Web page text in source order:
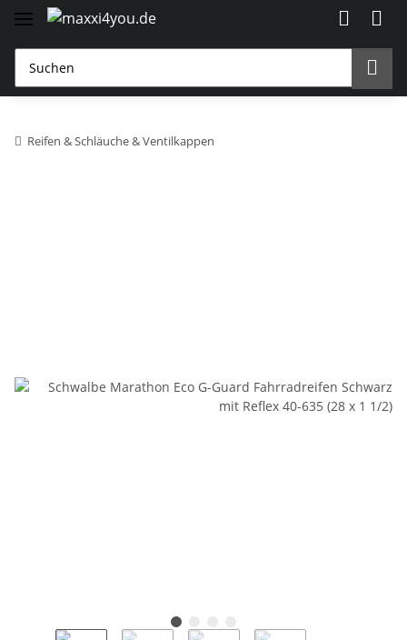
Reifen & Schläuche & Ventilkappen